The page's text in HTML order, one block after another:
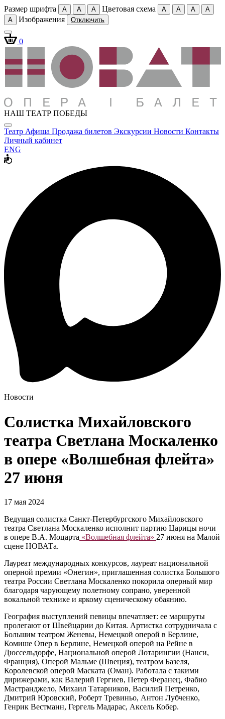
Размер шрифта A A A Цветовая схема A A A
A
A
Изображения Отключить
0
НАШ ТЕАТР ПОБЕДЫ
Театр Афиша Продажа билетов Экскурсии Новости Контакты
Личный кабинет
ENG
Новости
Солистка Михайловского
театра Светлана Москаленко
в опере «Волшебная флейта»
27 июня
17 мая 2024
Ведущая солистка Санкт-Петербургского Михайловского
театра Светлана Москаленко исполнит партию Царицы ночи
в опере В.А. Моцарта «Волшебная флейта» 27 июня на Малой
сцене НОВАТа.
Лауреат международных конкурсов, лауреат национальной
оперной премии «Онегин», приглашенная солистка Большого
театра России Светлана Москаленко покорила оперный мир
благодаря чарующему полетному сопрано, уверенной
вокальной технике и яркому сценическому обаянию.
География выступлений певицы впечатляет: ее маршруты
пролегают от Швейцарии до Китая. Артистка сотрудничала с
Большим театром Женевы, Немецкой оперой в Берлине,
Комише Опер в Берлине, Немецкой оперой на Рейне в
Дюссельдорфе, Национальной оперой Лотарингии (Нанси,
Франция), Оперой Мальме (Швеция), театром Базеля,
Королевской оперой Маската (Оман). Работала с такими
дирижерами, как Валерий Гергиев, Петер Феранец, Фабио
Мастранджело, Михаил Татарников, Василий Петренко,
Дмитрий Юровский, Роберт Тревиньо, Антон Лубченко,
Генрик Вестманн, Гергель Мадарас, Аксель Кобер.